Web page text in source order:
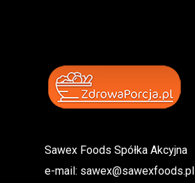
Sawex Foods Spółka Akcyjna
e-mail: sawex@sawexfoods.pl